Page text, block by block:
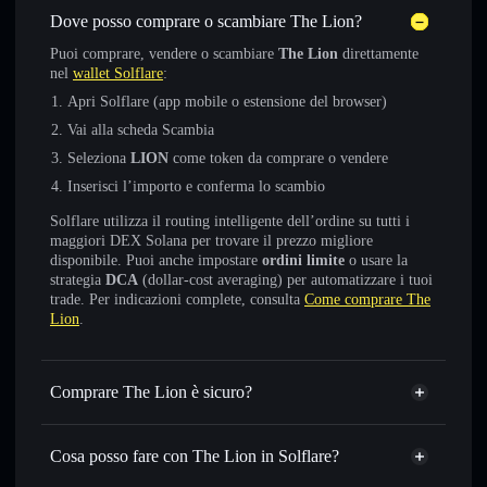
Dove posso comprare o scambiare The Lion?
Puoi comprare, vendere o scambiare The Lion direttamente
nel wallet Solflare:
Apri Solflare (app mobile o estensione del browser)
Vai alla scheda Scambia
Seleziona LION come token da comprare o vendere
Inserisci l’importo e conferma lo scambio
Solflare utilizza il routing intelligente dell’ordine su tutti i
maggiori DEX Solana per trovare il prezzo migliore
disponibile. Puoi anche impostare ordini limite o usare la
strategia DCA (dollar-cost averaging) per automatizzare i tuoi
trade. Per indicazioni complete, consulta Come comprare The
Lion.
Comprare The Lion è sicuro?
The Lion token verificato
Cosa posso fare con The Lion in Solflare?